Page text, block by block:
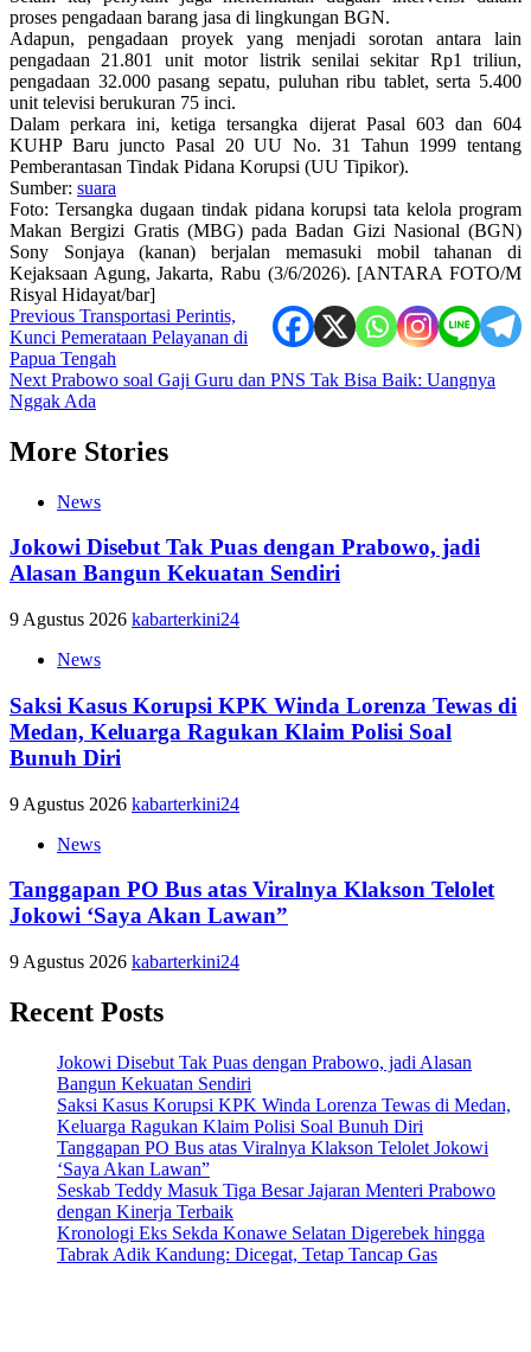
proses pengadaan barang jasa di lingkungan BGN.
Adapun, pengadaan proyek yang menjadi sorotan antara lain
pengadaan 21.801 unit motor listrik senilai sekitar Rp1 triliun,
pengadaan 32.000 pasang sepatu, puluhan ribu tablet, serta 5.400
unit televisi berukuran 75 inci.
Dalam perkara ini, ketiga tersangka dijerat Pasal 603 dan 604
KUHP Baru juncto Pasal 20 UU No. 31 Tahun 1999 tentang
Pemberantasan Tindak Pidana Korupsi (UU Tipikor).
Sumber: suara
Foto: Tersangka dugaan tindak pidana korupsi tata kelola program
Makan Bergizi Gratis (MBG) pada Badan Gizi Nasional (BGN)
Sony Sonjaya (kanan) berjalan memasuki mobil tahanan di
Kejaksaan Agung, Jakarta, Rabu (3/6/2026). [ANTARA FOTO/M
Risyal Hidayat/bar]
Post
navigation
Previous Transportasi Perintis,
Kunci Pemerataan Pelayanan di
Papua Tengah
Next Prabowo soal Gaji Guru dan PNS Tak Bisa Baik: Uangnya
Nggak Ada
More Stories
News
Jokowi Disebut Tak Puas dengan Prabowo, jadi
Alasan Bangun Kekuatan Sendiri
9 Agustus 2026 kabarterkini24
News
Saksi Kasus Korupsi KPK Winda Lorenza Tewas di
Medan, Keluarga Ragukan Klaim Polisi Soal
Bunuh Diri
9 Agustus 2026 kabarterkini24
News
Tanggapan PO Bus atas Viralnya Klakson Telolet
Jokowi ‘Saya Akan Lawan”
9 Agustus 2026 kabarterkini24
Recent Posts
Jokowi Disebut Tak Puas dengan Prabowo, jadi Alasan
Bangun Kekuatan Sendiri
Saksi Kasus Korupsi KPK Winda Lorenza Tewas di Medan,
Keluarga Ragukan Klaim Polisi Soal Bunuh Diri
Tanggapan PO Bus atas Viralnya Klakson Telolet Jokowi
‘Saya Akan Lawan”
Seskab Teddy Masuk Tiga Besar Jajaran Menteri Prabowo
dengan Kinerja Terbaik
Kronologi Eks Sekda Konawe Selatan Digerebek hingga
Tabrak Adik Kandung: Dicegat, Tetap Tancap Gas